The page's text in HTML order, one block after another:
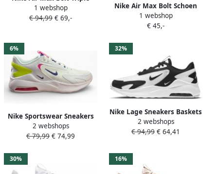
White Sneakers
1 webshop
€ 94,99 € 69,-
Nike Air Max Bolt Schoen
voor baby's peuters Blauw
1 webshop
€ 45,-
6%
Nike Sportswear Sneakers
AIR MAX BOLT AIR MAX DAY
PACK
2 webshops
€ 79,99 € 74,99
32%
Nike Lage Sneakers Baskets
Air Max Bolt confort et style
2 webshops
€ 94,99 € 64,41
30% 16%